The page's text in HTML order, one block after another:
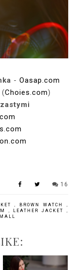
-Oasap.com
(Choies.com)
16
BROWN WATCH
LEATHER JACKET